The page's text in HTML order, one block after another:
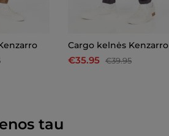
Cargo kelnės Kenzarro
€35.95 €39.95
tau